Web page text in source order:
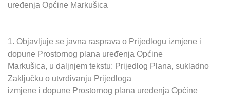
uređenja Općine Markušica
1. Objavljuje se javna rasprava o Prijedlogu izmjene i
dopune Prostornog plana uređenja Općine
Markušica, u daljnjem tekstu: Prijedlog Plana, sukladno
Zaključku o utvrđivanju Prijedloga
izmjene i dopune Prostornog plana uređenja Općine